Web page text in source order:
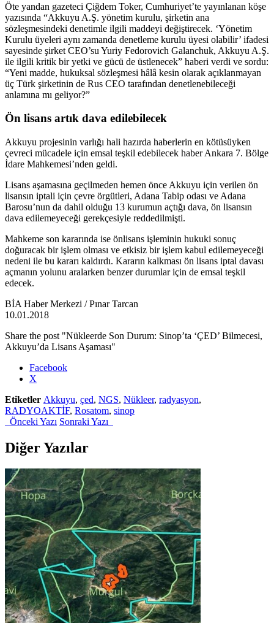
Öte yandan gazeteci Çiğdem Toker, Cumhuriyet’te yayınlanan köşe
yazısında “Akkuyu A.Ş. yönetim kurulu, şirketin ana
sözleşmesindeki denetimle ilgili maddeyi değiştirecek. ‘Yönetim
Kurulu üyeleri aynı zamanda denetleme kurulu üyesi olabilir’ ifadesi
sayesinde şirket CEO’su Yuriy Fedorovich Galanchuk, Akkuyu A.Ş.
ile ilgili kritik bir yetki ve gücü de üstlenecek” haberi verdi ve sordu:
“Yeni madde, hukuksal sözleşmesi hâlâ kesin olarak açıklanmayan
üç Türk şirketinin de Rus CEO tarafından denetlenebileceği
anlamına mı geliyor?”
Ön lisans artık dava edilebilecek
Akkuyu projesinin varlığı hali hazırda haberlerin en kötüsüyken
çevreci mücadele için emsal teşkil edebilecek haber Ankara 7. Bölge
İdare Mahkemesi’nden geldi.
Lisans aşamasına geçilmeden hemen önce Akkuyu için verilen ön
lisansın iptali için çevre örgütleri, Adana Tabip odası ve Adana
Barosu’nun da dahil olduğu 13 kurumun açtığı dava, ön lisansın
dava edilemeyeceği gerekçesiyle reddedilmişti.
Mahkeme son kararında ise önlisans işleminin hukuki sonuç
doğuracak bir işlem olması ve etkisiz bir işlem kabul edilemeyeceği
nedeni ile bu kararı kaldırdı. Kararın kalkması ön lisans iptal davası
açmanın yolunu aralarken benzer durumlar için de emsal teşkil
edecek.
BİA Haber Merkezi / Pınar Tarcan
10.01.2018
Share the post "Nükleerde Son Durum: Sinop’ta ‘ÇED’ Bilmecesi,
Akkuyu’da Lisans Aşaması"
Facebook
X
Etiketler Akkuyu, çed, NGS, Nükleer, radyasyon,
RADYOAKTİF, Rosatom, sinop
Önceki Yazı Sonraki Yazı
Diğer Yazılar